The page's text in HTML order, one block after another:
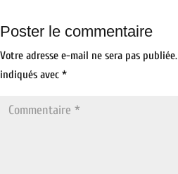
Poster le commentaire
Votre adresse e-mail ne sera pas publiée.
indiqués avec *